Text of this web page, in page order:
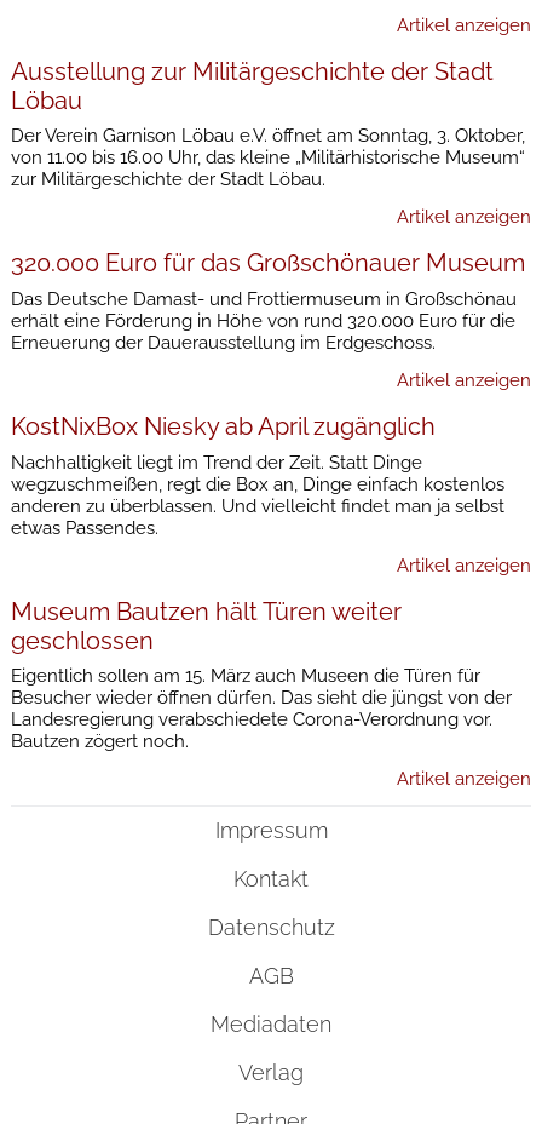
Artikel anzeigen
Ausstellung zur Militärgeschichte der Stadt
Löbau
Der Verein Garnison Löbau e.V. öffnet am Sonntag, 3. Oktober,
von 11.00 bis 16.00 Uhr, das kleine „Militärhistorische Museum“
zur Militärgeschichte der Stadt Löbau.
Artikel anzeigen
320.000 Euro für das Großschönauer Museum
Das Deutsche Damast- und Frottiermuseum in Großschönau
erhält eine Förderung in Höhe von rund 320.000 Euro für die
Erneuerung der Dauerausstellung im Erdgeschoss.
Artikel anzeigen
KostNixBox Niesky ab April zugänglich
Nachhaltigkeit liegt im Trend der Zeit. Statt Dinge
wegzuschmeißen, regt die Box an, Dinge einfach kostenlos
anderen zu überblassen. Und vielleicht findet man ja selbst
etwas Passendes.
Artikel anzeigen
Museum Bautzen hält Türen weiter
geschlossen
Eigentlich sollen am 15. März auch Museen die Türen für
Besucher wieder öffnen dürfen. Das sieht die jüngst von der
Landesregierung verabschiedete Corona-Verordnung vor.
Bautzen zögert noch.
Artikel anzeigen
Impressum
Kontakt
Datenschutz
AGB
Mediadaten
Verlag